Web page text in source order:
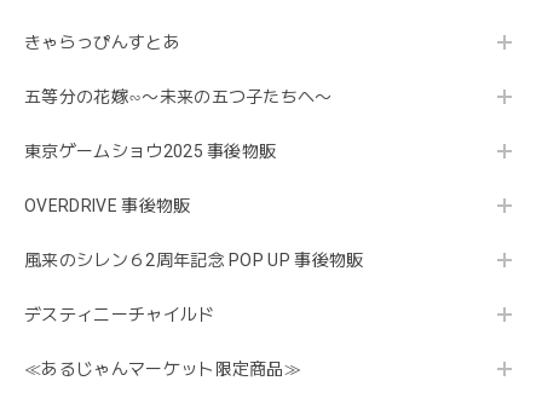
きゃらっぴんすとあ
五等分の花嫁∽〜未来の五つ子たちへ〜
東京ゲームショウ2025 事後物販
OVERDRIVE 事後物販
風来のシレン６2周年記念 POP UP 事後物販
デスティニーチャイルド
≪あるじゃんマーケット限定商品≫